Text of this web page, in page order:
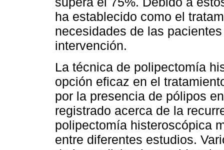
ha establecido como el
necesidades de las
intervención.
La técnica de polipectomía
opción eficaz en el
por la presencia de pólipos
registrado acerca de la
polipectomía histeroscópica
entre diferentes estudios.